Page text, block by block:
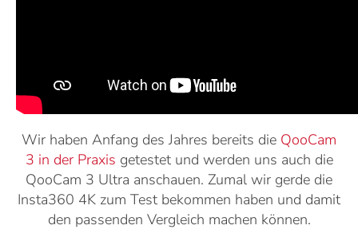
Wir haben Anfang des Jahres bereits die QooCam
3 in der Praxis getestet und werden uns auch die
QooCam 3 Ultra anschauen. Zumal wir gerde die
Insta360 4K zum Test bekommen haben und damit
den passenden Vergleich machen können.